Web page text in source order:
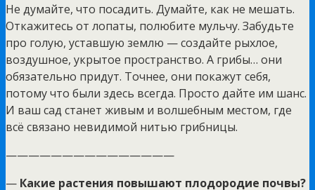
Не думайте, что посадить. Думайте, как не мешать.
Откажитесь от лопаты, полюбите мульчу. Забудьте
про голую, уставшую землю — создайте рыхлое,
воздушное, укрытое пространство. А грибы… они
обязательно придут. Точнее, они покажут себя,
потому что были здесь всегда. Просто дайте им шанс.
И ваш сад станет живым и волшебным местом, где
всё связано невидимой нитью грибницы.
———————————————
— Какие растения повышают плодородие почвы?